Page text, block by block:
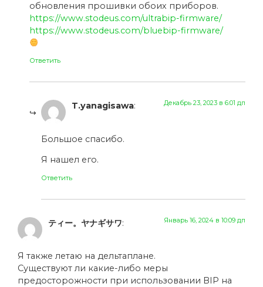
обновления прошивки обоих приборов.
https://www.stodeus.com/ultrabip-firmware/
https://www.stodeus.com/bluebip-firmware/
Ответить
T.yanagisawa: Декабрь 23, 2023 в 6:01 дп
Большое спасибо.
Я нашел его.
Ответить
ティー。ヤナギサワ: Январь 16, 2024 в 10:09 дп
Я также летаю на дельтаплане.
Существуют ли какие-либо меры
предосторожности при использовании BIP на